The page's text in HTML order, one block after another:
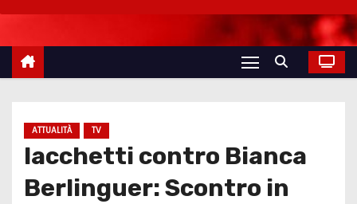
ATTUALITÀ TV
Iacchetti contro Bianca
Berlinguer: Scontro in